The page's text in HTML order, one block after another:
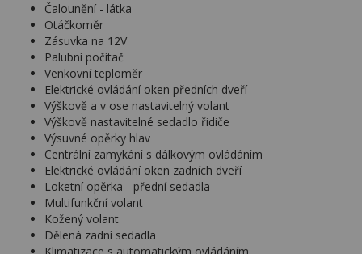
Čalounění - látka
Otáčkoměr
Zásuvka na 12V
Palubní počítač
Venkovní teploměr
Elektrické ovládání oken předních dveří
Výškově a v ose nastavitelný volant
Výškově nastavitelné sedadlo řidiče
Výsuvné opěrky hlav
Centrální zamykání s dálkovým ovládáním
Elektrické ovládání oken zadních dveří
Loketní opěrka - přední sedadla
Multifunkční volant
Kožený volant
Dělená zadní sedadla